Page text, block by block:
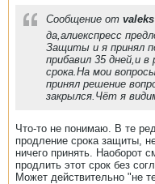
Сообщение от valeks
да,алиекспресс
Защиты и я принял
прибавил 35 дней,и
срока.На мои
принял решение
закрылся.Чёт я
Что-то не понимаю. В те
продление срока защиты,
ничего принять. Наоборот
продлить этот срок без
Может действительно "не